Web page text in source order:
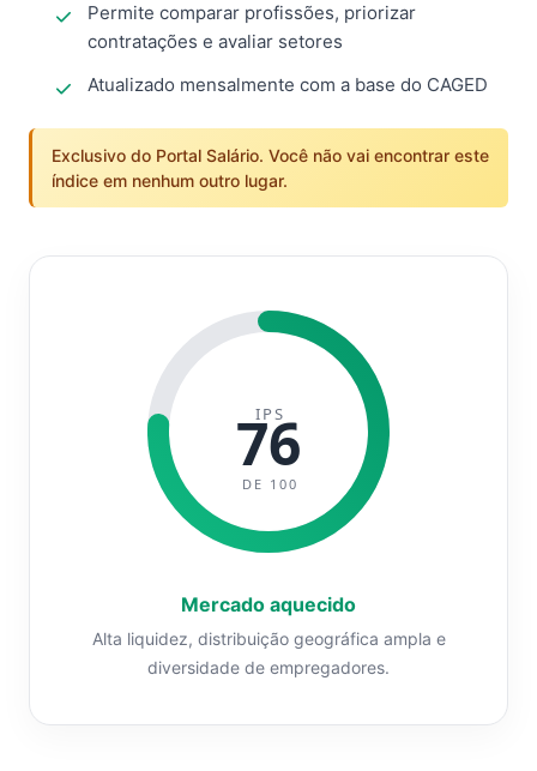
Permite comparar profissões, priorizar
contratações e avaliar setores
Atualizado mensalmente com a base do CAGED
Exclusivo do Portal Salário. Você não vai encontrar este
índice em nenhum outro lugar.
IPS
76
DE 100
Mercado aquecido
Alta liquidez, distribuição geográfica ampla e
diversidade de empregadores.